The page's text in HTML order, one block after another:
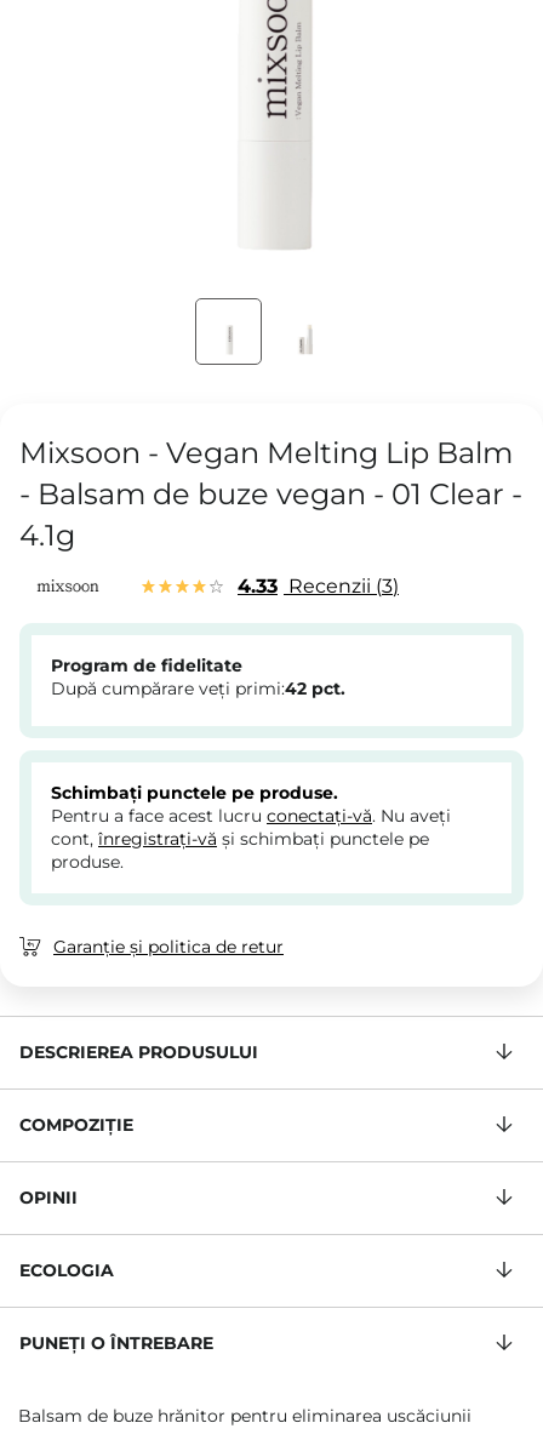
Mixsoon - Vegan Melting Lip Balm
- Balsam de buze vegan - 01 Clear -
4.1g
4.33 Recenzii 3
Program de fidelitate
După cumpărare veți primi:42 pct.
Schimbați punctele pe produse.
Pentru a face acest lucru conectați-vă. Nu aveți
cont, înregistrați-vă și schimbați punctele pe
produse.
Garanție și politica de retur
DESCRIEREA PRODUSULUI
COMPOZIŢIE
OPINII
ECOLOGIA
PUNEȚI O ÎNTREBARE
Balsam de buze hrănitor pentru eliminarea uscăciunii